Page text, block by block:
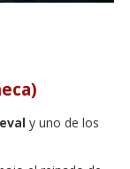
y uno de los